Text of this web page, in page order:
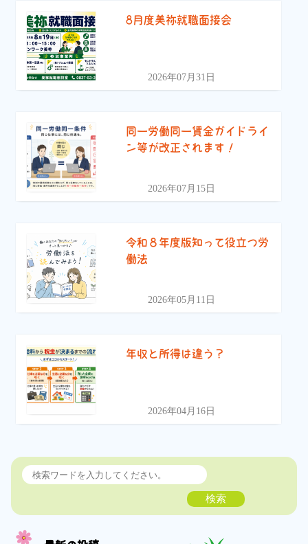
8月度美祢就職面接会
2026年07月31日
同一労働同一賃金ガイドライ
ン等が改正されます！
2026年07月15日
令和８年度版知って役立つ労
働法
2026年05月11日
年収と所得は違う？
2026年04月16日
検索